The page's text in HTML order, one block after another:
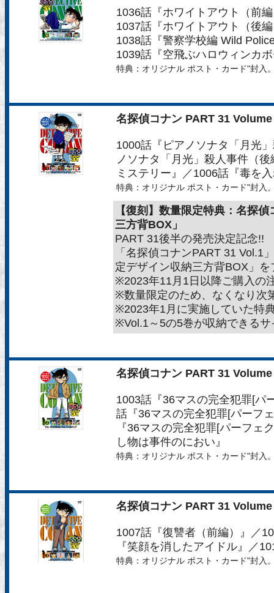
1036話『ホワイトアウト（前
1037話『ホワイトアウト（後
1038話『警察学校編 Wild
1039話『空飛ぶハロウィンカ
特典：オリジナル ポスト・カード"封入
名探偵コナン PART 31 Volume
1000話『ピアノソナタ「月光
ノソナタ「月光」殺人事件（
ミステリー』／1006話『毒を
特典：オリジナル ポスト・カード"封入
【復刻】数量限定特典：名探
三方背BOX」
PART 31後半の発売決定記念!!
「名探偵コナンPART 31 Vol.1
定デザイン収納三方背BOX」を
※2023年11月1日以降ご購入の
※数量限定のため、なくなり次
※2023年1月に実施していた特
※Vol.1～5の5巻が収納できる
名探偵コナン PART 31 Volume
1003話『36マスの完全犯罪[パ
話『36マスの完全犯罪[パーフ
『36マスの完全犯罪[パーフェ
し物は事件のにおい』
特典：オリジナル ポスト・カード"封入
名探偵コナン PART 31 Volume
1007話『復讐者（前編）』／
『笑顔を消したアイドル』／
特典：オリジナル ポスト・カード"封入